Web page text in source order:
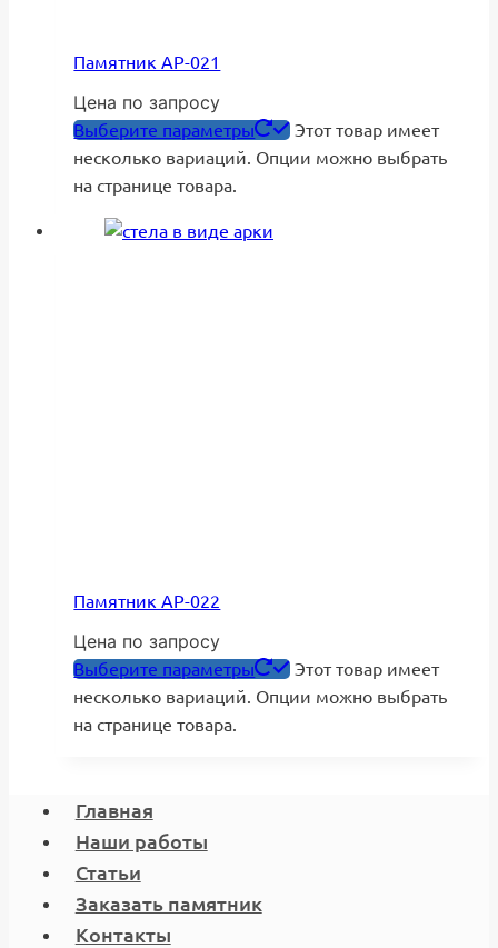
Памятник АР-021
Цена по запросу
Выберите параметры
Этот товар имеет
несколько вариаций. Опции можно выбрать
на странице товара.
Памятник АР-022
Цена по запросу
Выберите параметры
Этот товар имеет
несколько вариаций. Опции можно выбрать
на странице товара.
Главная
Наши работы
Статьи
Заказать памятник
Контакты